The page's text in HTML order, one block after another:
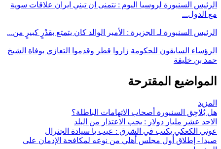
الرئيس السنيورة لروسيا اليوم : نتمنى ان تبني ايران علاقات سوية
مع الدول...
الرئيس السنيورة لـ الجزيرة : الأمير الوالد كان يتمتع بقدْرٍ كبيرٍ من...
الرؤساء السابقون للحكومة زاروا قطر وقدموا التعازي بوفاة الشيخ
حمد بن خليفة
المواضيع المقترحة
المزيد
هل يُلاحِق السنيورة أصحاب الاتهامات الباطلة؟
الاحد عشر مليار دولار : يجب الاعتذار من البلد
عوني الكعكي يكتب في الشرق : عيب يا سيادة الجنرال
صيدا - إطلاق أول مجلس أهلي من نوعه لمكافحة الإدمان على